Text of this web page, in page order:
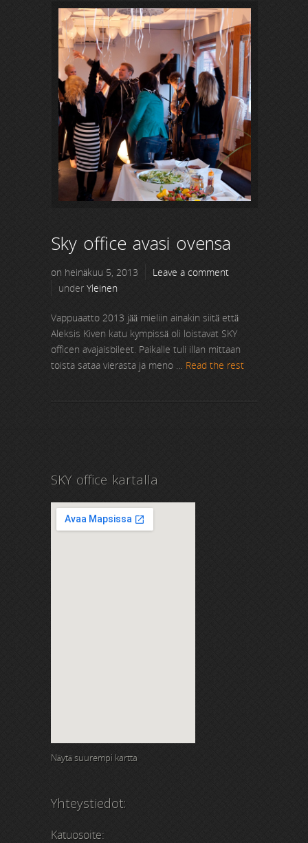
Sky office avasi ovensa
on heinäkuu 5, 2013
Leave a comment
under Yleinen
Vappuaatto 2013 jää mieliin ainakin siitä että
Aleksis Kiven katu kympissä oli loistavat SKY
officen avajaisbileet. Paikalle tuli illan mittaan
toista sataa vierasta ja meno … Read the rest
SKY office kartalla
Näytä suurempi kartta
Yhteystiedot:
Katuosoite: